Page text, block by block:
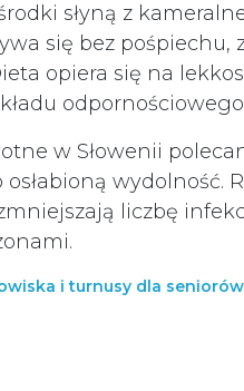
słyną z
się bez
opiera się na
w Słowenii
osłabioną
liczbę
i turnusy dla seniorów